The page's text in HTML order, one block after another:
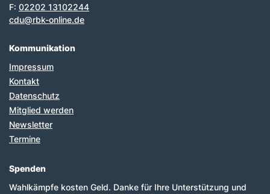
F: 02202 13102244
cdu@rbk-online.de
Kommunikation
Impressum
Kontakt
Datenschutz
Mitglied werden
Newsletter
Termine
Spenden
Wahlkämpfe kosten Geld. Danke für Ihre Unterstützung und